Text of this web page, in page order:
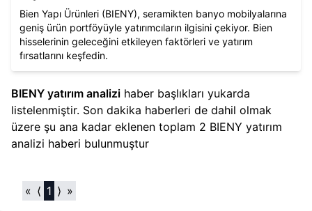
Bien Yapı Ürünleri (BIENY), seramikten banyo mobilyalarına
geniş ürün portföyüyle yatırımcıların ilgisini çekiyor. Bien
hisselerinin geleceğini etkileyen faktörleri ve yatırım
fırsatlarını keşfedin.
BIENY yatırım analizi haber başlıkları yukarda
listelenmiştir. Son dakika haberleri de dahil olmak
üzere şu ana kadar eklenen toplam 2 BIENY yatırım
analizi haberi bulunmuştur
« ⟨ 1 ⟩ »